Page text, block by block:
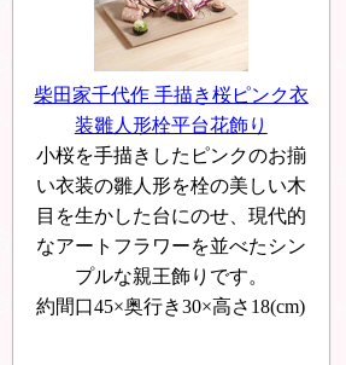
柴田家千代作 手描き桜ピンク衣
装雛人形栓平台花飾り
小桜を手描きしたピンクのお揃
い衣装の雛人形を栓の美しい木
目を生かした台にのせ、現代的
なアートフラワーを並べたシン
プルな親王飾りです。
約間口45×奥行き30×高さ18(cm)